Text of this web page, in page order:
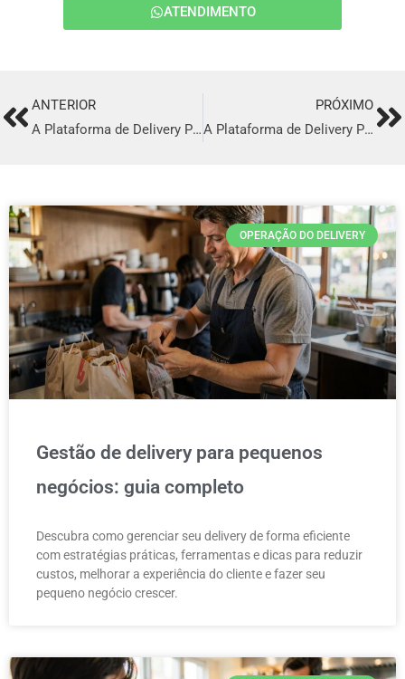
ATENDIMENTO
PrevANTERIOR
A Plataforma de Delivery Perfeita em Belo Jardim
PRÓXIMO
A Plataforma de Delivery Perfeita em Pacatuba
OPERAÇÃO DO DELIVERY
Gestão de delivery para pequenos
negócios: guia completo
Descubra como gerenciar seu delivery de forma eficiente
com estratégias práticas, ferramentas e dicas para reduzir
custos, melhorar a experiência do cliente e fazer seu
pequeno negócio crescer.